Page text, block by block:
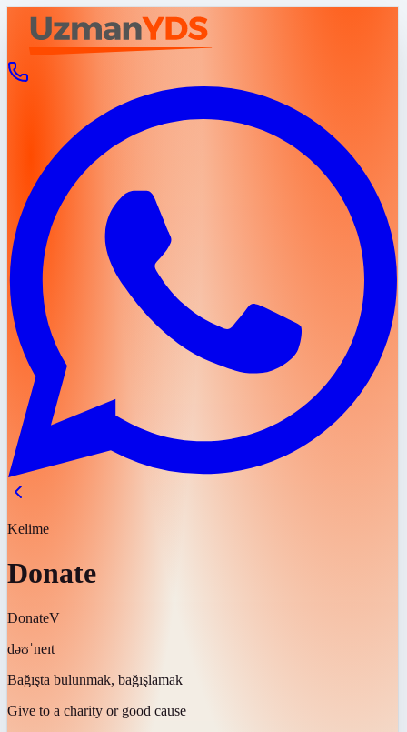
Kelime
Donate
DonateV
dəʊˈneɪt
Bağışta bulunmak, bağışlamak
Give to a charity or good cause